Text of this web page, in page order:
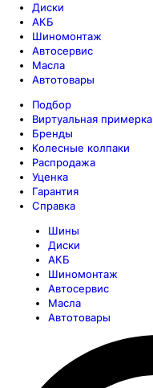
Диски
АКБ
Шиномонтаж
Автосервис
Масла
Автотовары
Подбор
Виртуальная примерка
Бренды
Колесные колпаки
Распродажа
Уценка
Гарантия
Справка
Шины
Диски
АКБ
Шиномонтаж
Автосервис
Масла
Автотовары